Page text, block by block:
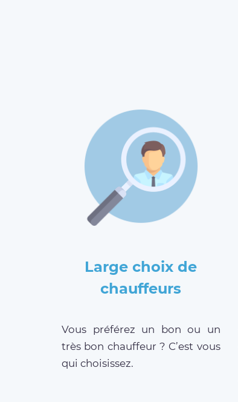
Large choix de
chauffeurs
Vous préférez un bon ou un
très bon chauffeur ? C’est vous
qui choisissez.